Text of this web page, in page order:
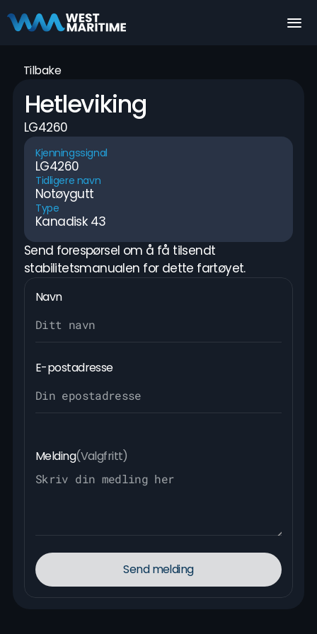
Tilbake
Hetleviking
LG4260
Kjenningssignal
LG4260
Tidligere navn
Notøygutt
Type
Kanadisk 43
Send forespørsel om å få tilsendt
stabilitetsmanualen for dette fartøyet.
Navn
E-postadresse
Melding(Valgfritt)
Send melding